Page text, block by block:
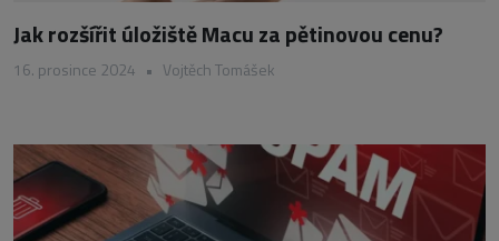
Jak rozšířit úložiště Macu za pětinovou cenu?
16. prosince 2024 • Vojtěch Tomášek